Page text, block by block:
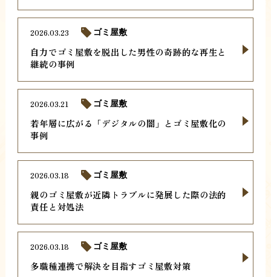
自力でゴミ屋敷を脱出した男性の奇跡的な再生と
継続の事例
2026.03.23 ゴミ屋敷
若年層に広がる「デジタルの闇」とゴミ屋敷化の
事例
2026.03.21 ゴミ屋敷
親のゴミ屋敷が近隣トラブルに発展した際の法的
責任と対処法
2026.03.18 ゴミ屋敷
多職種連携で解決を目指すゴミ屋敷対策
2026.03.18 ゴミ屋敷